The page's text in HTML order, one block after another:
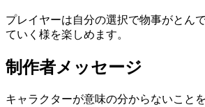
プレイヤーは自分の選択で物事がとん
ていく様を楽しめます。
制作者メッセージ
キャラクターが意味の分からないこと